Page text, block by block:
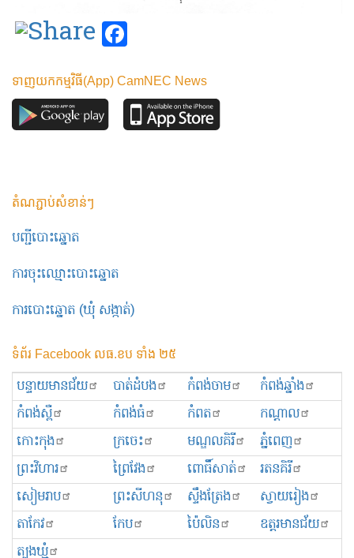
ទាញយកកម្មវិធី(App) CamNEC News
តំណភ្ជាប់សំខាន់ៗ
បញ្ជីបោះឆ្នោត
ការចុះឈ្មោះបោះឆ្នោត
ការបោះឆ្នោត (ឃុំ សង្កាត់)
ទំព័រ Facebook លធ.ខប ទាំង ២៥
បន្ទាយមានជ័យ បាត់ដំបង កំពង់ចាម
កំពង់ឆ្នាំង
កំពង់ស្ពឺ
កំពង់ធំ កំពត
កណ្ដាល
កោះកុង
ក្រចេះ មណ្ឌលគិរី
ភ្នំពេញ
ព្រះ​វិហារ
ព្រៃវែង ពោធិ៍សាត់
រតនគិរី
សៀមរាប
ព្រះសីហនុ ស្ទឹងត្រែង
ស្វាយរៀង
តាកែវ
កែប ប៉ៃលិន
ឧត្ដរមានជ័យ
ត្បូងឃ្មុំ